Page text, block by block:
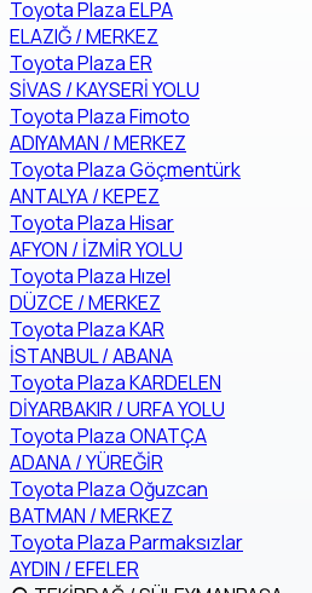
Toyota Plaza ELPA
ELAZIĞ / MERKEZ
Toyota Plaza ER
SİVAS / KAYSERİ YOLU
Toyota Plaza Fimoto
ADIYAMAN / MERKEZ
Toyota Plaza Göçmentürk
ANTALYA / KEPEZ
Toyota Plaza Hisar
AFYON / İZMİR YOLU
Toyota Plaza Hızel
DÜZCE / MERKEZ
Toyota Plaza KAR
İSTANBUL / ABANA
Toyota Plaza KARDELEN
DİYARBAKIR / URFA YOLU
Toyota Plaza ONATÇA
ADANA / YÜREĞİR
Toyota Plaza Oğuzcan
BATMAN / MERKEZ
Toyota Plaza Parmaksızlar
AYDIN / EFELER